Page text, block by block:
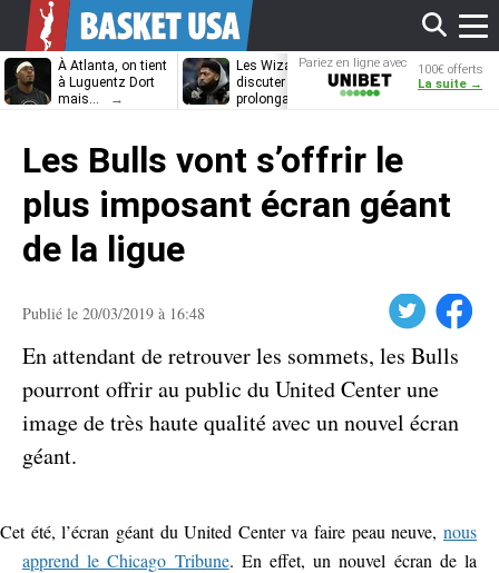
À Atlanta, on tient
à Luguentz Dort
mais…
Les Wizards vont
discuter
prolongation avec
Dennis
découvrira-t-il
Pariez en ligne avec
Unibet
100€ offerts
La suite →
Les Bulls vont s’offrir le
plus imposant écran géant
de la ligue
Publié le 20/03/2019 à 16:48 Facebook
En attendant de retrouver les sommets, les Bulls
pourront offrir au public du United Center une
image de très haute qualité avec un nouvel écran
géant.
Cet été, l’écran géant du United Center va faire peau neuve, nous
apprend le Chicago Tribune. En effet, un nouvel écran de la